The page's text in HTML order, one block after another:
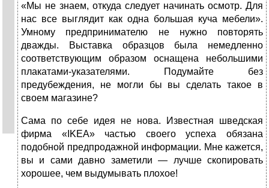
«Мы не знаем, откуда следует начинать осмотр. Для
нас все выглядит как одна большая куча мебели».
Умному предпринимателю не нужно повторять
дважды. Выставка образцов была немедленно
соответствующим образом оснащена небольшими
плакатами-указателями. Подумайте без
предубеждения, не могли бы вы сделать такое в
своем магазине?
Сама по себе идея не нова. Известная шведская
фирма «IKEA» частью своего успеха обязана
подобной предпродажной информации. Мне кажется,
вы и сами давно заметили — лучше скопировать
хорошее, чем выдумывать плохое!